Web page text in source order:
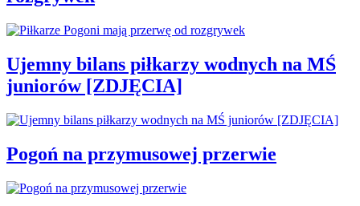
Ujemny bilans piłkarzy wodnych na MŚ
juniorów [ZDJĘCIA]
Pogoń na przymusowej przerwie